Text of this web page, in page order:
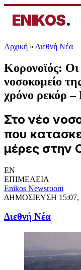
ENIKOS.
Αρχική » Διεθνή Νέα
Κορονοϊός: Οι
νοσοκομείο
χρόνο ρεκόρ
Στο νέο
που
μέρες στην
EN
ΕΠΙΜΕΛΕΙΑ
Enikos Newsroom
ΔΗΜΟΣΙΕΥΣΗ 15:07,
Διεθνή Νέα